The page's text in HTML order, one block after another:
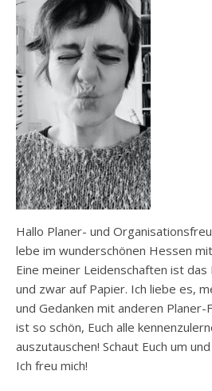
Hallo Planer- und
lebe im wunderschönen Hessen
Eine meiner Leidenschaften ist das
und zwar auf Papier. Ich liebe es,
und Gedanken mit anderen Planer-
ist so schön, Euch alle
auszutauschen! Schaut Euch um
Ich freu mich!